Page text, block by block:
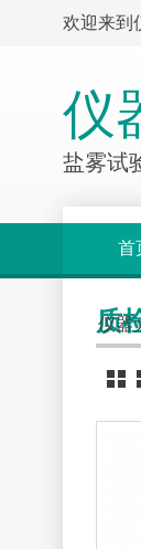
欢迎来到
仪
盐雾试
首
仪器
质